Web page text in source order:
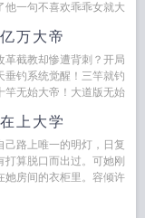
他一句不喜欢乖乖女就大
万大帝
革截教却惨遭背刺？开局
垂钓系统觉醒！三竿就钓
竿无始大帝！大道版无始
上大学
己路上唯一的明灯，日复
算脱口而出过。可她刚
她房间的衣柜里。容倾许